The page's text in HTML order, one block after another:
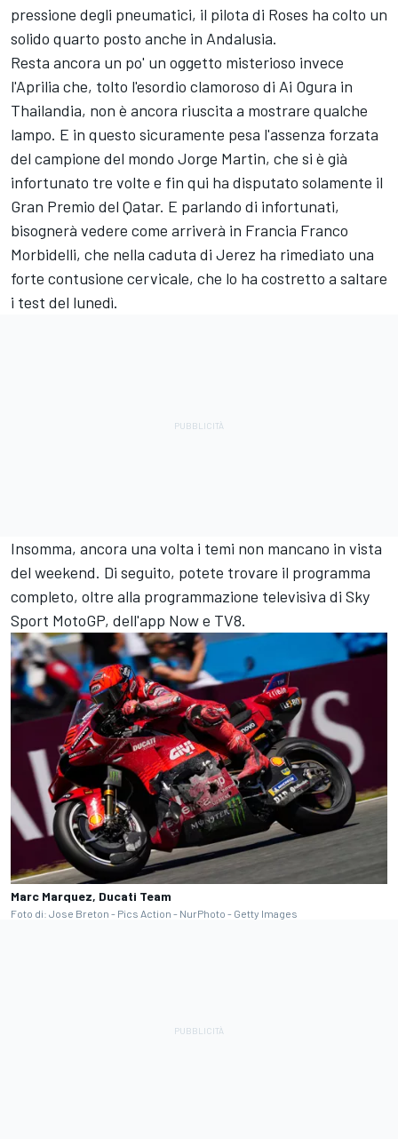
pressione degli pneumatici, il pilota di Roses ha colto un
solido quarto posto anche in Andalusia.
Resta ancora un po' un oggetto misterioso invece
l'Aprilia che, tolto l'esordio clamoroso di Ai Ogura in
Thailandia, non è ancora riuscita a mostrare qualche
lampo. E in questo sicuramente pesa l'assenza forzata
del campione del mondo Jorge Martin, che si è già
infortunato tre volte e fin qui ha disputato solamente il
Gran Premio del Qatar. E parlando di infortunati,
bisognerà vedere come arriverà in Francia Franco
Morbidelli, che nella caduta di Jerez ha rimediato una
forte contusione cervicale, che lo ha costretto a saltare
i test del lunedì.
Insomma, ancora una volta i temi non mancano in vista
del weekend. Di seguito, potete trovare il programma
completo, oltre alla programmazione televisiva di Sky
Sport MotoGP, dell'app Now e TV8.
Marc Marquez, Ducati Team
Foto di: Jose Breton - Pics Action - NurPhoto - Getty Images